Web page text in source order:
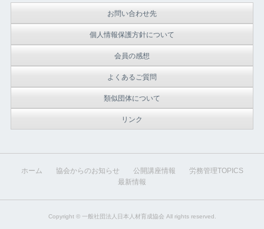
お問い合わせ先
個人情報保護方針について
会員の感想
よくあるご質問
類似団体について
リンク
ホーム 協会からのお知らせ 公開講座情報
労務管理TOPICS
最新情報
Copyright © 一般社団法人日本人材育成協会 All rights reserved.